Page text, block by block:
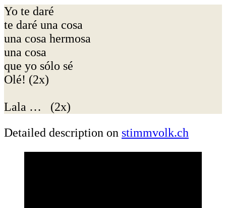
Yo te daré
te daré una cosa
una cosa hermosa
una cosa
que yo sólo sé
Olé! (2x)
Lala … (2x)
Detailed description on stimmvolk.ch